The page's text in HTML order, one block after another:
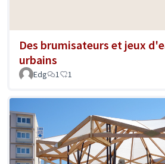
Des brumisateurs et jeux
urbains
Edg 1 1